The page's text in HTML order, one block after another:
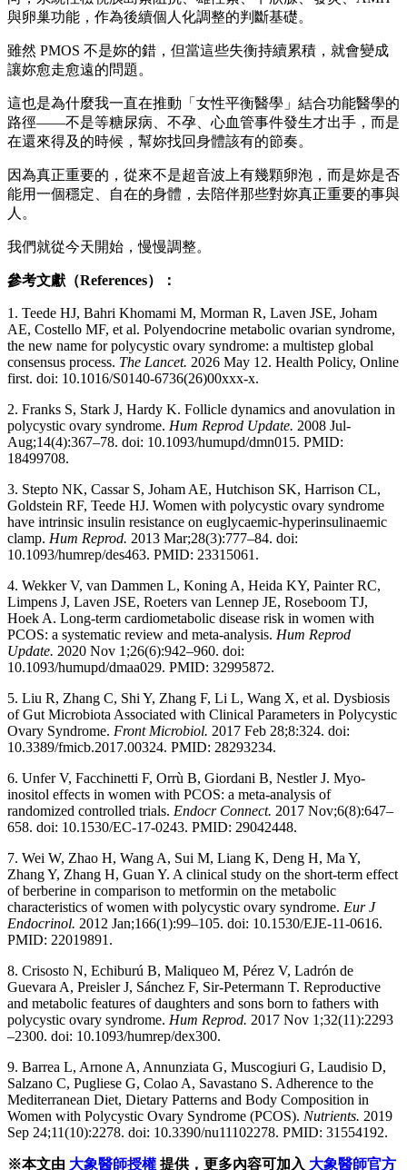
與卵巢功能，作為後續個人化調整的判斷基礎。
雖然 PMOS 不是妳的錯，但當這些失衡持續累積，就會變成
讓妳愈走愈遠的問題。
這也是為什麼我一直在推動「女性平衡醫學」結合功能醫學的
路徑——不是等糖尿病、不孕、心血管事件發生才出手，而是
在還來得及的時候，幫妳找回身體該有的節奏。
因為真正重要的，從來不是超音波上有幾顆卵泡，而是妳是否
能用一個穩定、自在的身體，去陪伴那些對妳真正重要的事與
人。
我們就從今天開始，慢慢調整。
參考文獻（References）：
1. Teede HJ, Bahri Khomami M, Morman R, Laven JSE, Joham
AE, Costello MF, et al. Polyendocrine metabolic ovarian syndrome,
the new name for polycystic ovary syndrome: a multistep global
consensus process. The Lancet. 2026 May 12. Health Policy, Online
first. doi: 10.1016/S0140-6736(26)00xxx-x.
2. Franks S, Stark J, Hardy K. Follicle dynamics and anovulation in
polycystic ovary syndrome. Hum Reprod Update. 2008 Jul-
Aug;14(4):367–78. doi: 10.1093/humupd/dmn015. PMID:
18499708.
3. Stepto NK, Cassar S, Joham AE, Hutchison SK, Harrison CL,
Goldstein RF, Teede HJ. Women with polycystic ovary syndrome
have intrinsic insulin resistance on euglycaemic-hyperinsulinaemic
clamp. Hum Reprod. 2013 Mar;28(3):777–84. doi:
10.1093/humrep/des463. PMID: 23315061.
4. Wekker V, van Dammen L, Koning A, Heida KY, Painter RC,
Limpens J, Laven JSE, Roeters van Lennep JE, Roseboom TJ,
Hoek A. Long-term cardiometabolic disease risk in women with
PCOS: a systematic review and meta-analysis. Hum Reprod
Update. 2020 Nov 1;26(6):942–960. doi:
10.1093/humupd/dmaa029. PMID: 32995872.
5. Liu R, Zhang C, Shi Y, Zhang F, Li L, Wang X, et al. Dysbiosis
of Gut Microbiota Associated with Clinical Parameters in Polycystic
Ovary Syndrome. Front Microbiol. 2017 Feb 28;8:324. doi:
10.3389/fmicb.2017.00324. PMID: 28293234.
6. Unfer V, Facchinetti F, Orrù B, Giordani B, Nestler J. Myo-
inositol effects in women with PCOS: a meta-analysis of
randomized controlled trials. Endocr Connect. 2017 Nov;6(8):647–
658. doi: 10.1530/EC-17-0243. PMID: 29042448.
7. Wei W, Zhao H, Wang A, Sui M, Liang K, Deng H, Ma Y,
Zhang Y, Zhang H, Guan Y. A clinical study on the short-term effect
of berberine in comparison to metformin on the metabolic
characteristics of women with polycystic ovary syndrome. Eur J
Endocrinol. 2012 Jan;166(1):99–105. doi: 10.1530/EJE-11-0616.
PMID: 22019891.
8. Crisosto N, Echiburú B, Maliqueo M, Pérez V, Ladrón de
Guevara A, Preisler J, Sánchez F, Sir-Petermann T. Reproductive
and metabolic features of daughters and sons born to fathers with
polycystic ovary syndrome. Hum Reprod. 2017 Nov 1;32(11):2293
–2300. doi: 10.1093/humrep/dex300.
9. Barrea L, Arnone A, Annunziata G, Muscogiuri G, Laudisio D,
Salzano C, Pugliese G, Colao A, Savastano S. Adherence to the
Mediterranean Diet, Dietary Patterns and Body Composition in
Women with Polycystic Ovary Syndrome (PCOS). Nutrients. 2019
Sep 24;11(10):2278. doi: 10.3390/nu11102278. PMID: 31554192.
※本文由 大象醫師授權 提供，更多內容可加入 大象醫師官方